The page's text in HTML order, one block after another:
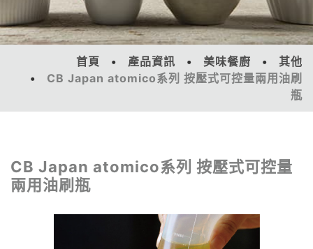
首頁 產品資訊 美味餐廚
其他
CB Japan atomico系列 按壓式可控量兩用油刷
瓶
CB Japan atomico系列 按壓式可控量
兩用油刷瓶